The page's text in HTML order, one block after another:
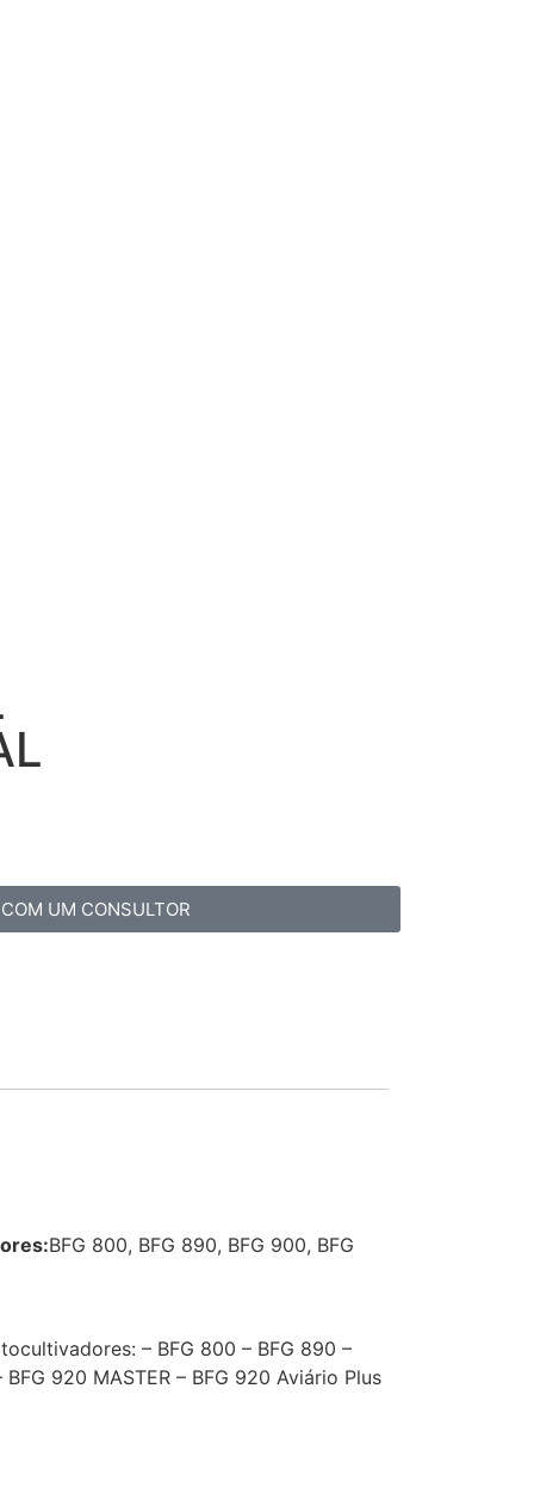
UM CONSULTOR
BFG 800, BFG 890, BFG 900, BFG
– BFG 800 – BFG 890 –
BFG 920 MASTER – BFG 920 Aviário Plus